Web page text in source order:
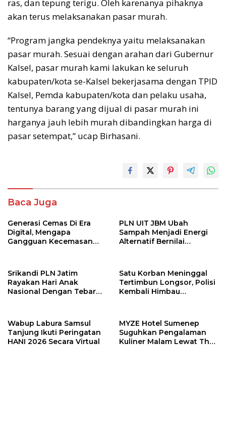
ras, dan tepung terigu. Oleh karenanya pihaknya
akan terus melaksanakan pasar murah.
“Program jangka pendeknya yaitu melaksanakan
pasar murah. Sesuai dengan arahan dari Gubernur
Kalsel, pasar murah kami lakukan ke seluruh
kabupaten/kota se-Kalsel bekerjasama dengan TPID
Kalsel, Pemda kabupaten/kota dan pelaku usaha,
tentunya barang yang dijual di pasar murah ini
harganya jauh lebih murah dibandingkan harga di
pasar setempat,” ucap Birhasani.
Berita
Selatan
Berita
Kalsel
Pasar
Murah
Pemprov
Pemprov
Kalsel
Pengendalian
Baca Juga
Generasi Cemas Di Era
Digital, Mengapa
Gangguan Kecemasan
PLN UIT JBM Ubah
Sampah Menjadi Energi
Alternatif Bernilai
Srikandi PLN Jatim
Rayakan Hari Anak
Nasional Dengan Tebar
Satu Korban Meninggal
Tertimbun Longsor, Polisi
Kembali Himbau
Wabup Labura Samsul
Tanjung Ikuti Peringatan
HANI 2026 Secara Virtual
MYZE Hotel Sumenep
Suguhkan Pengalaman
Kuliner Malam Lewat The